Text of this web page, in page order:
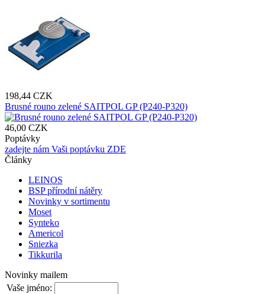
198,44 CZK
Brusné rouno zelené SAITPOL GP (P240-P320)
46,00 CZK
Poptávky
zadejte nám Vaši poptávku ZDE
Články
LEINOS
BSP přírodní nátěry
Novinky v sortimentu
Moset
Synteko
Americol
Sniezka
Tikkurila
Novinky mailem
Vaše jméno: